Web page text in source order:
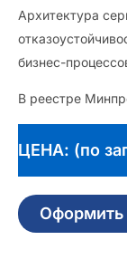
Архитектура
бизнес-
В реестре
ЦЕНА: (по
Оформить